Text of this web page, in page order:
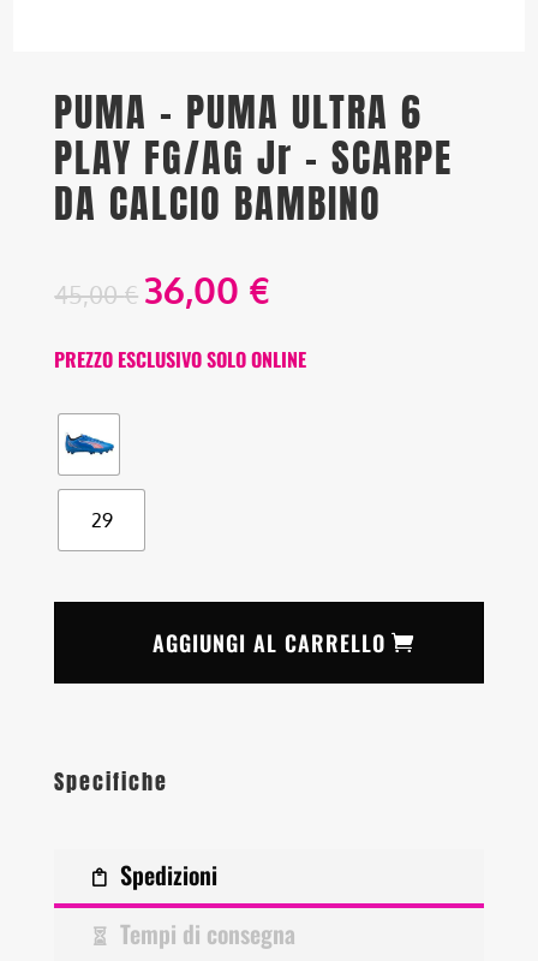
PUMA – PUMA ULTRA 6
PLAY FG/AG Jr – SCARPE
DA CALCIO BAMBINO
45,00€ 36,00 €
PREZZO ESCLUSIVO SOLO ONLINE
29
AGGIUNGI AL CARRELLO
Specifiche
Spedizioni
Tempi di consegna